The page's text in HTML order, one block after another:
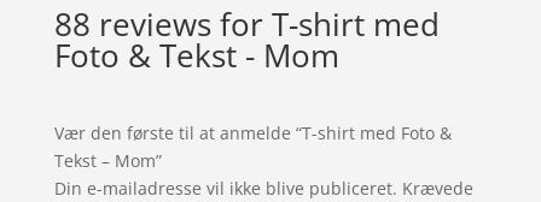
88 reviews forT-shirt med
Foto & Tekst - Mom
Vær den første til at anmelde “T-shirt med Foto &
Tekst – Mom”
Din e-mailadresse vil ikke blive publiceret. Krævede